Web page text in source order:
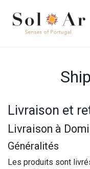
Livraison et
Livraison à
Généralités
Les produits sont